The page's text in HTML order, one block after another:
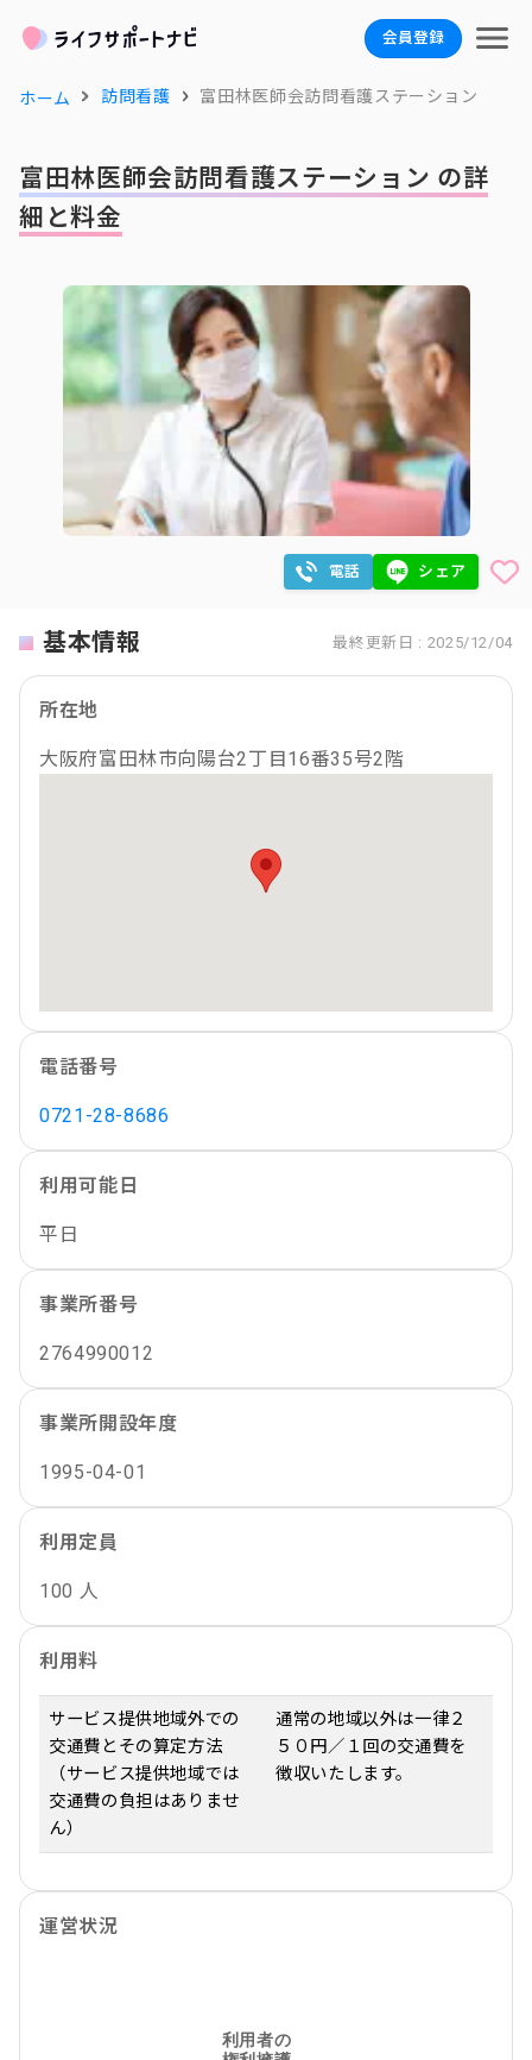
会員登録
ホーム 訪問看護 富田林医師会訪問看護ステーション
富田林医師会訪問看護ステーション の詳
細と料金
電話 シェア
基本情報 最終更新日 : 2025/12/04
所在地
大阪府富田林市向陽台2丁目16番35号2階
電話番号
0721-28-8686
利用可能日
平日
事業所番号
2764990012
事業所開設年度
1995-04-01
利用定員
100 人
利用料
サービス提供地域外での
交通費とその算定方法
（サービス提供地域では
交通費の負担はありませ
ん）
通常の地域以外は一律２
５０円／１回の交通費を
徴収いたします。
運営状況